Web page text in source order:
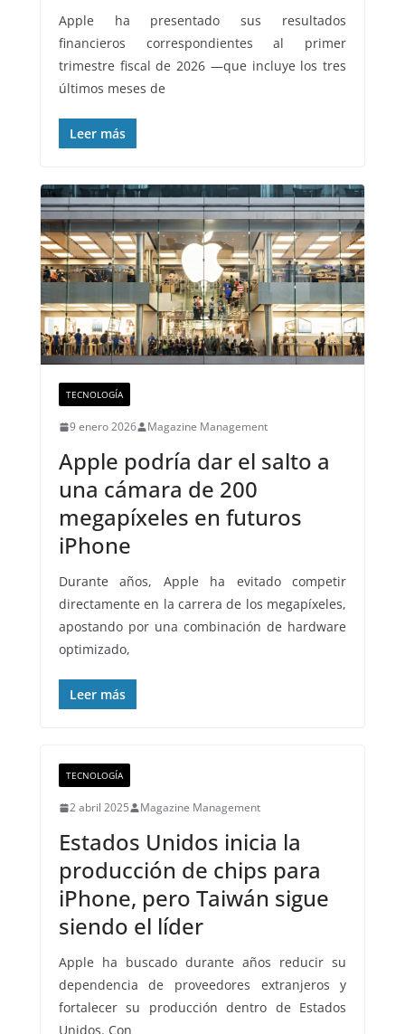
Apple ha presentado sus resultados
financieros correspondientes al primer
trimestre fiscal de 2026 —que incluye los tres
últimos meses de
Leer más
TECNOLOGÍA
9 enero 2026 Magazine Management
Apple podría dar el salto a
una cámara de 200
megapíxeles en futuros
iPhone
Durante años, Apple ha evitado competir
directamente en la carrera de los megapíxeles,
apostando por una combinación de hardware
optimizado,
Leer más
TECNOLOGÍA
2 abril 2025 Magazine Management
Estados Unidos inicia la
producción de chips para
iPhone, pero Taiwán sigue
siendo el líder
Apple ha buscado durante años reducir su
dependencia de proveedores extranjeros y
fortalecer su producción dentro de Estados
Unidos. Con